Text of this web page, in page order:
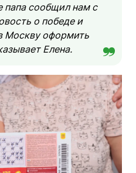
папа сообщил нам с
о победе и
Москву оформить
Елена.